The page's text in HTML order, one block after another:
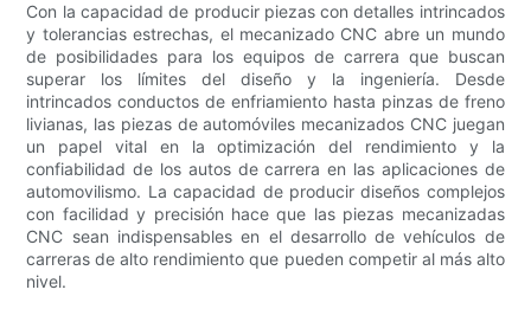
Con la capacidad de producir piezas con detalles intrincados
y tolerancias estrechas, el mecanizado CNC abre un mundo
de posibilidades para los equipos de carrera que buscan
superar los límites del diseño y la ingeniería. Desde
intrincados conductos de enfriamiento hasta pinzas de freno
livianas, las piezas de automóviles mecanizados CNC juegan
un papel vital en la optimización del rendimiento y la
confiabilidad de los autos de carrera en las aplicaciones de
automovilismo. La capacidad de producir diseños complejos
con facilidad y precisión hace que las piezas mecanizadas
CNC sean indispensables en el desarrollo de vehículos de
carreras de alto rendimiento que pueden competir al más alto
nivel.